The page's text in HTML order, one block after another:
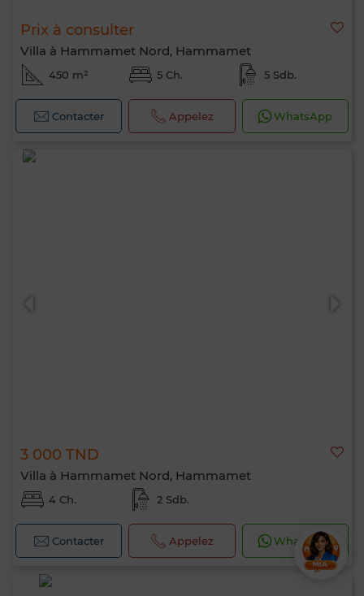
Prix à consulter
Villa à Hammamet Nord, Hammamet
450 m² 5 Ch. 5 Sdb.
Contacter Appelez WhatsApp
3 000 TND
Villa à Hammamet Nord, Hammamet
4 Ch. 2 Sdb.
Contacter Appelez WhatsApp